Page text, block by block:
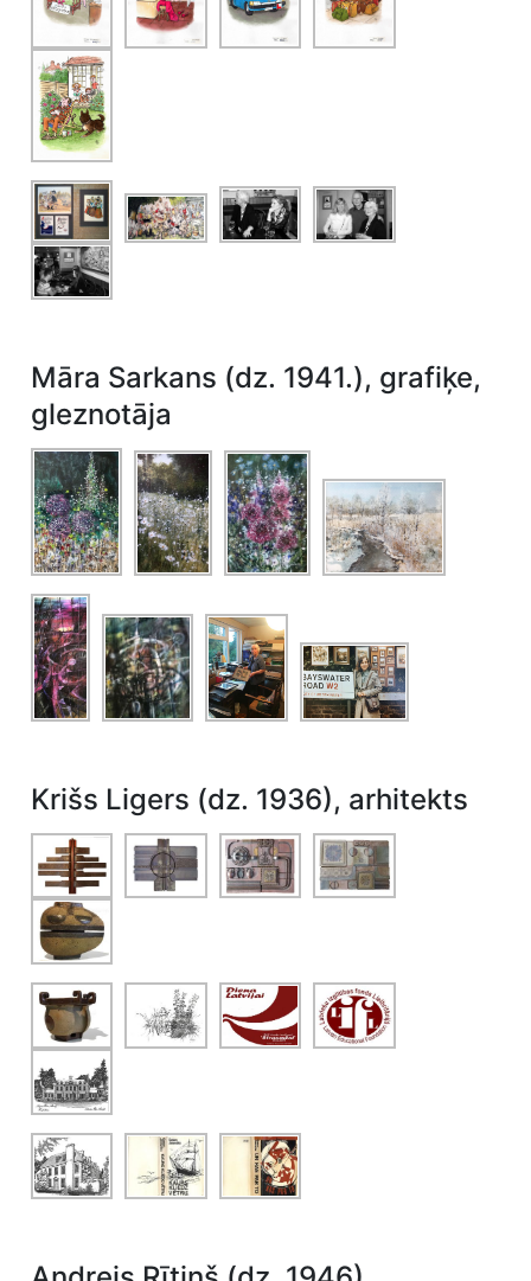
Māra Sarkans (dz. 1941.), grafiķe,
gleznotāja
Krišs Ligers (dz. 1936), arhitekts